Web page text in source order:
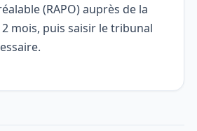
(RAPO) auprès de la
mois, puis saisir le tribunal